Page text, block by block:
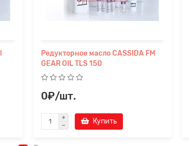
Редукторное масло CASSIDA FM
GEAR OIL TLS 150
0₽/шт.
Купить